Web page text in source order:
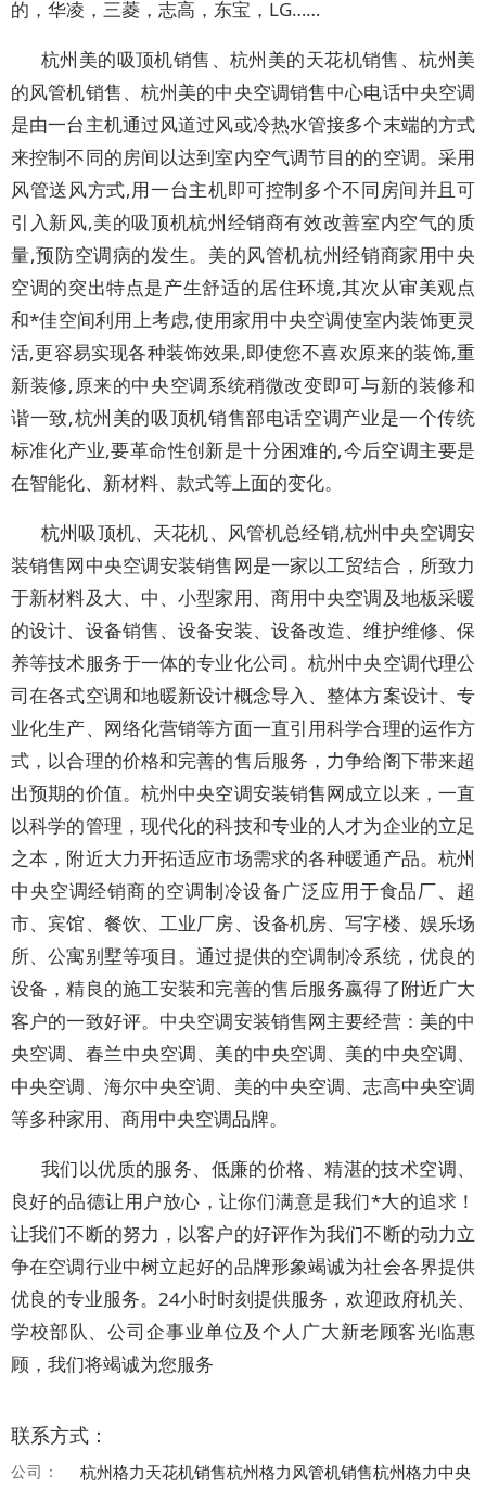
的，华凌，三菱，志高，东宝，LG……
杭州美的吸顶机销售、杭州美的天花机销售、杭州美
的风管机销售、杭州美的中央空调销售中心电话中央空调
是由一台主机通过风道过风或冷热水管接多个末端的方式
来控制不同的房间以达到室内空气调节目的的空调。采用
风管送风方式,用一台主机即可控制多个不同房间并且可
引入新风,美的吸顶机杭州经销商有效改善室内空气的质
量,预防空调病的发生。美的风管机杭州经销商家用中央
空调的突出特点是产生舒适的居住环境,其次从审美观点
和*佳空间利用上考虑,使用家用中央空调使室内装饰更灵
活,更容易实现各种装饰效果,即使您不喜欢原来的装饰,重
新装修,原来的中央空调系统稍微改变即可与新的装修和
谐一致,杭州美的吸顶机销售部电话空调产业是一个传统
标准化产业,要革命性创新是十分困难的,今后空调主要是
在智能化、新材料、款式等上面的变化。
杭州吸顶机、天花机、风管机总经销,杭州中央空调安
装销售网中央空调安装销售网是一家以工贸结合，所致力
于新材料及大、中、小型家用、商用中央空调及地板采暖
的设计、设备销售、设备安装、设备改造、维护维修、保
养等技术服务于一体的专业化公司。杭州中央空调代理公
司在各式空调和地暖新设计概念导入、整体方案设计、专
业化生产、网络化营销等方面一直引用科学合理的运作方
式，以合理的价格和完善的售后服务，力争给阁下带来超
出预期的价值。杭州中央空调安装销售网成立以来，一直
以科学的管理，现代化的科技和专业的人才为企业的立足
之本，附近大力开拓适应市场需求的各种暖通产品。杭州
中央空调经销商的空调制冷设备广泛应用于食品厂、超
市、宾馆、餐饮、工业厂房、设备机房、写字楼、娱乐场
所、公寓别墅等项目。通过提供的空调制冷系统，优良的
设备，精良的施工安装和完善的售后服务嬴得了附近广大
客户的一致好评。中央空调安装销售网主要经营：美的中
央空调、春兰中央空调、美的中央空调、美的中央空调、
中央空调、海尔中央空调、美的中央空调、志高中央空调
等多种家用、商用中央空调品牌。
我们以优质的服务、低廉的价格、精湛的技术空调、
良好的品德让用户放心，让你们满意是我们*大的追求！
让我们不断的努力，以客户的好评作为我们不断的动力立
争在空调行业中树立起好的品牌形象竭诚为社会各界提供
优良的专业服务。24小时时刻提供服务，欢迎政府机关、
学校部队、公司企事业单位及个人广大新老顾客光临惠
顾，我们将竭诚为您服务
联系方式：
公司： 杭州格力天花机销售杭州格力风管机销售杭州格力中央